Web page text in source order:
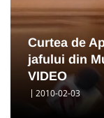
Curtea de
jafului din
VIDEO
2010-02-03